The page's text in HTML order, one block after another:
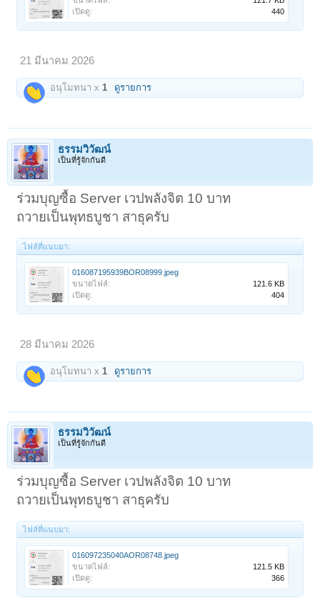
เปิดดู:
440
21 มีนาคม 2026
อนุโมทนา x1 ดูรายการ
ธรรมวิวัฒน์
เป็นที่รู้จักกันดี
ร่วมบุญซื้อ Server เวปพลังจิต 10 บาท
ถวายเป็นพุทธบูชา สาธุครับ
ไฟล์ที่แนบมา:
016087195939BOR08999.jpeg
ขนาดไฟล์:
121.6 KB
เปิดดู:
404
28 มีนาคม 2026
อนุโมทนา x 1 ดูรายการ
ธรรมวิวัฒน์
เป็นที่รู้จักกันดี
ร่วมบุญซื้อ Server เวปพลังจิต 10 บาท
ถวายเป็นพุทธบูชา สาธุครับ
ไฟล์ที่แนบมา:
016097235040AOR08748.jpeg
ขนาดไฟล์:
121.5 KB
เปิดดู:
366